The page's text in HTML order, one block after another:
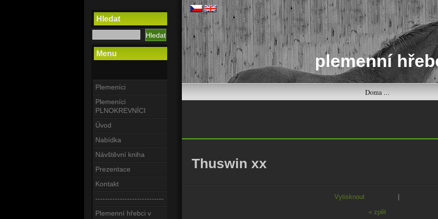
plemenní
Doma ...
Hledat
Menu
Plemeníci
Plemeníci
PLNOKREVNÍCI
Úvod
Nabídka
Návštěvní kniha
Prezentace
Kontakt
----------------------------
Plemenní hřebci v
Thuswin xx
Vytisknout |
« zpět